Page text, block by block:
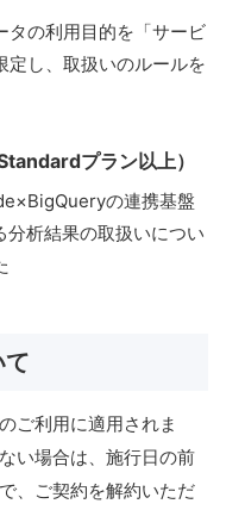
タの利用目的を「サービ
定し、取扱いのルールを
プラン以上）
の連携基盤
析結果の取扱いについ
ご利用に適用されま
い場合は、施行日の前
、ご契約を解約いただ